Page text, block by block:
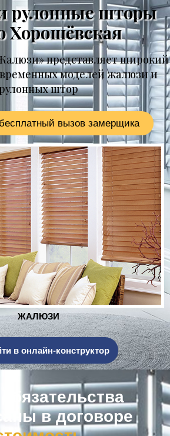
рулонные шторы
Хорошёвская
представляет широкий
моделей жалюзи и
штор
вызов замерщика
РОЛЬСТАВНИ
в онлайн-конструктор
в договоре